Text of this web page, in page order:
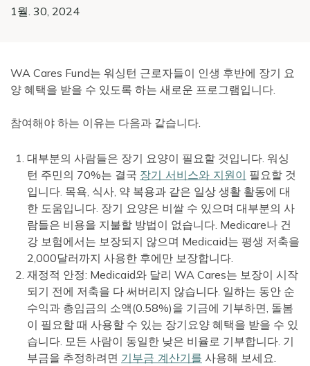
1월. 30, 2024
WA Cares Fund는 워싱턴 근로자들이 인생 후반에 장기 요
양 혜택을 받을 수 있도록 하는 새로운 프로그램입니다.
참여해야 하는 이유는 다음과 같습니다.
대부분의 사람들은 장기 요양이 필요할 것입니다. 워싱
턴 주민의 70%는 결국 장기 서비스와 지원이 필요할 것
입니다. 목욕, 식사, 약 복용과 같은 일상 생활 활동에 대
한 도움입니다. 장기 요양은 비쌀 수 있으며 대부분의 사
람들은 비용을 지불할 방법이 없습니다. Medicare나 건
강 보험에서는 보장되지 않으며 Medicaid는 평생 저축을
2,000달러까지 사용한 후에만 보장합니다.
재정적 안정: Medicaid와 달리 WA Cares는 보장이 시작
되기 전에 저축을 다 써버리지 않습니다. 일하는 동안 순
수익과 총임금의 소액(0.58%)을 기금에 기부하면, 돌봄
이 필요할 때 사용할 수 있는 장기요양 혜택을 받을 수 있
습니다. 모든 사람이 동일한 낮은 비율로 기부합니다. 기
부금을 추정하려면 기부금 계산기를 사용해 보세요.